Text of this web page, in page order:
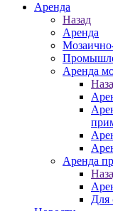
Аренда
Назад
Аренда
Аренда
Аренда
Для